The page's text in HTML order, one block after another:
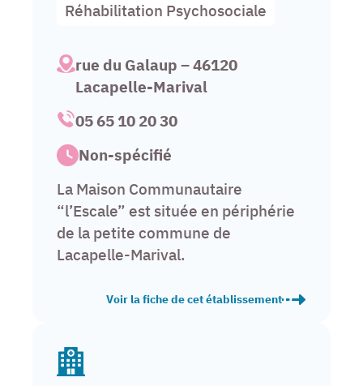
Réhabilitation Psychosociale
rue du Galaup – 46120
Lacapelle-Marival
05 65 10 20 30
Non-spécifié
La Maison Communautaire
“l’Escale” est située en périphérie
de la petite commune de
Lacapelle-Marival.
Voir la fiche de cet établissement
Maison communautaire « L’Escale » – Lacapelle